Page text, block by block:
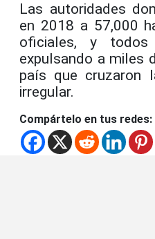
Las autoridades
en 2018 a 57,000
oficiales, y
expulsando a miles
país que cruzaron
irregular.
Compártelo en tus redes: